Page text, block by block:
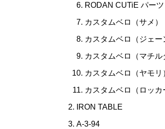
RODAN CUTiE パーツ
カスタムベロ（サメ）
カスタムベロ（ジェー
カスタムベロ（マチル
カスタムベロ（ヤモリ
カスタムベロ（ロッカ
IRON TABLE
A-3-94